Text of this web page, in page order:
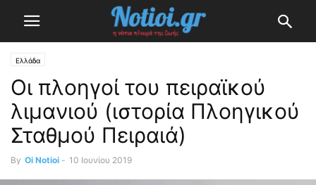
Ελλάδα
Οι πλοηγοί του πειραϊκού
λιμανιού (ιστορία Πλοηγικού
Σταθμού Πειραιά)
By Oi Notioi - 10 Ιουνίου 2019